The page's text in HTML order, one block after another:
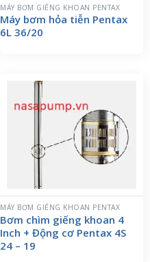
MÁY BƠM GIẾNG KHOAN PENTAX
Máy bơm hỏa tiễn Pentax
6L 36/20
MÁY BƠM GIẾNG KHOAN PENTAX
Bơm chìm giếng khoan 4
Inch + Động cơ Pentax 4S
24 – 19